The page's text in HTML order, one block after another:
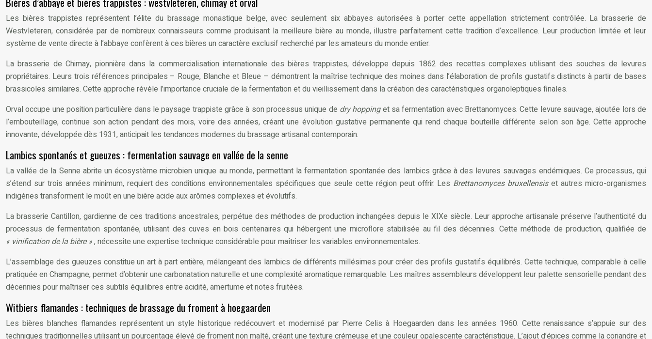
Les bières trappistes représentent l’élite du brassage monastique belge, avec seulement six abbayes autorisées à porter cette appellation strictement contrôlée. La brasserie de
Westvleteren, considérée par de nombreux connaisseurs comme produisant la meilleure bière au monde, illustre parfaitement cette tradition d’excellence. Leur production limitée et leur
système de vente directe à l’abbaye confèrent à ces bières un caractère exclusif recherché par les amateurs du monde entier.
La brasserie de Chimay, pionnière dans la commercialisation internationale des bières trappistes, développe depuis 1862 des recettes complexes utilisant des souches de levures
propriétaires. Leurs trois références principales – Rouge, Blanche et Bleue – démontrent la maîtrise technique des moines dans l’élaboration de profils gustatifs distincts à partir de bases
brassicoles similaires. Cette approche révèle l’importance cruciale de la fermentation et du vieillissement dans la création des caractéristiques organoleptiques finales.
Orval occupe une position particulière dans le paysage trappiste grâce à son processus unique de dry hoppinget sa fermentation avec Brettanomyces. Cette levure sauvage, ajoutée lors de
l’embouteillage, continue son action pendant des mois, voire des années, créant une évolution gustative permanente qui rend chaque bouteille différente selon son âge. Cette approche
innovante, développée dès 1931, anticipait les tendances modernes du brassage artisanal contemporain.
Lambics spontanés et gueuzes : fermentation sauvage en vallée de la senne
La vallée de la Senne abrite un écosystème microbien unique au monde, permettant la fermentation spontanée des lambics grâce à des levures sauvages endémiques. Ce processus, qui
s’étend sur trois années minimum, requiert des conditions environnementales spécifiques que seule cette région peut offrir. Les Brettanomyces bruxellensiset autres micro-organismes
indigènes transforment le moût en une bière acide aux arômes complexes et évolutifs.
La brasserie Cantillon, gardienne de ces traditions ancestrales, perpétue des méthodes de production inchangées depuis le XIXe siècle. Leur approche artisanale préserve l’authenticité du
processus de fermentation spontanée, utilisant des cuves en bois centenaires qui hébergent une microflore stabilisée au fil des décennies. Cette méthode de production, qualifiée de
« vinification de la bière », nécessite une expertise technique considérable pour maîtriser les variables environnementales.
L’assemblage des gueuzes constitue un art à part entière, mélangeant des lambics de différents millésimes pour créer des profils gustatifs équilibrés. Cette technique, comparable à celle
pratiquée en Champagne, permet d’obtenir une carbonatation naturelle et une complexité aromatique remarquable. Les maîtres assembleurs développent leur palette sensorielle pendant des
décennies pour maîtriser ces subtils équilibres entre acidité, amertume et notes fruitées.
Witbiers flamandes : techniques de brassage du froment à hoegaarden
Les bières blanches flamandes représentent un style historique redécouvert et modernisé par Pierre Celis à Hoegaarden dans les années 1960. Cette renaissance s’appuie sur des
techniques traditionnelles utilisant un pourcentage élevé de froment non malté, créant une texture crémeuse et une couleur opalescente caractéristique. L’ajout d’épices comme la coriandre et